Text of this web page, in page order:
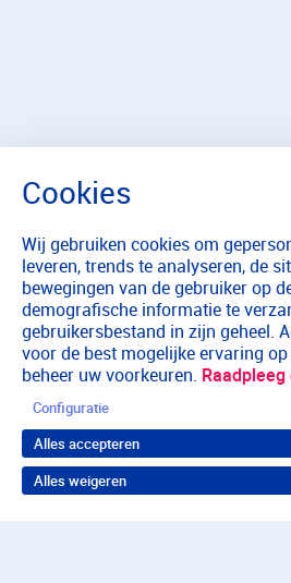
Wij gebruiken cookies om
leveren, trends te analyseren, de
bewegingen van de gebruiker op
demografische informatie te
gebruikersbestand in zijn geheel.
voor de best mogelijke ervaring
beheer uw voorkeuren.
Configuratie
Alles accepteren
Alles weigeren